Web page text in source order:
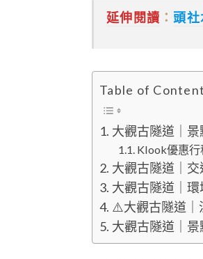
延伸閱讀 ：頭
Table of
大觀古隧道｜景
Klook優惠行
大觀古隧道｜交
大觀古隧道｜環
⚠️大觀古隧道｜
大觀古隧道｜景